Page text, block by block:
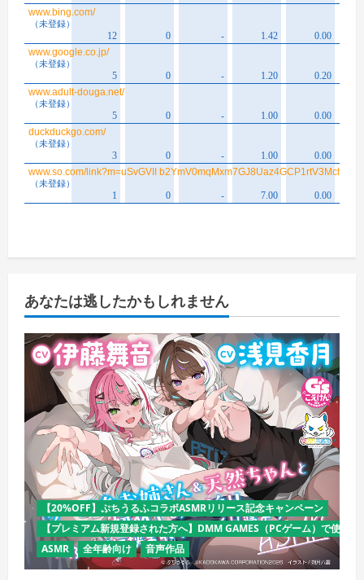
あなたは逃したかもしれません
【20%OFF】ぷちうるふコラボASMRリリース記念キャンペーン
【プレミアム新規登録された方へ】DMM GAMES（PCゲーム）で使え
ASMR
全年齢向け 音声作品